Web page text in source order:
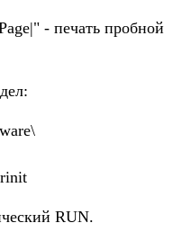
- печать пробной
RUN.